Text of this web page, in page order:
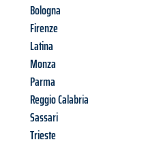
Bologna
Firenze
Latina
Monza
Parma
Reggio Calabria
Sassari
Trieste